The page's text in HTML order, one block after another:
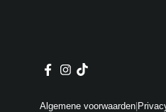
Algemene voorwaarden